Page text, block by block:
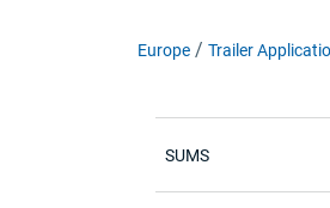
Europe Trailer
SUMS